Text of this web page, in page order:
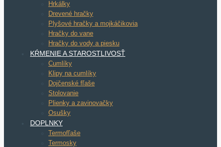
Hrkálky
Drevené hračky
Plyšové hračky a mojkáčikovia
Hračky do vane
Hračky do vody a piesku
KŔMENIE A STAROSTLIVOSŤ
Cumlíky
Klipy na cumlíky
Dojčenské fľaše
Stolovanie
Plienky a zavinovačky
Osušky
DOPLNKY
Termofľaše
Termosky